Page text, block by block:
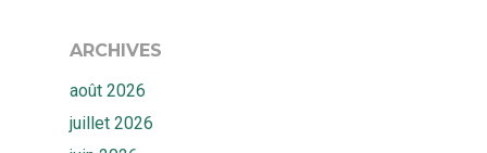
ARCHIVES
août 2026
juillet 2026